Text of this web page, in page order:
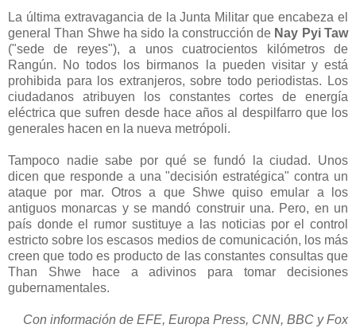
La última extravagancia de la Junta Militar que encabeza el
general Than Shwe ha sido la construcción de Nay Pyi Taw
("sede de reyes"), a unos cuatrocientos kilómetros de
Rangún. No todos los birmanos la pueden visitar y está
prohibida para los extranjeros, sobre todo periodistas. Los
ciudadanos atribuyen los constantes cortes de energía
eléctrica que sufren desde hace años al despilfarro que los
generales hacen en la nueva metrópoli.
Tampoco nadie sabe por qué se fundó la ciudad. Unos
dicen que responde a una "decisión estratégica" contra un
ataque por mar. Otros a que Shwe quiso emular a los
antiguos monarcas y se mandó construir una. Pero, en un
país donde el rumor sustituye a las noticias por el control
estricto sobre los escasos medios de comunicación, los más
creen que todo es producto de las constantes consultas que
Than Shwe hace a adivinos para tomar decisiones
gubernamentales.
Con información de EFE, Europa Press, CNN, BBC y Fox